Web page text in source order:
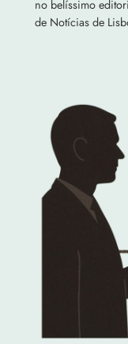
no belíssimo
de Notícias de